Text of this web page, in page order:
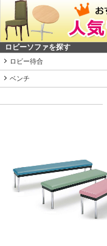
ロビーソファを探す
ロビー待合
ベンチ